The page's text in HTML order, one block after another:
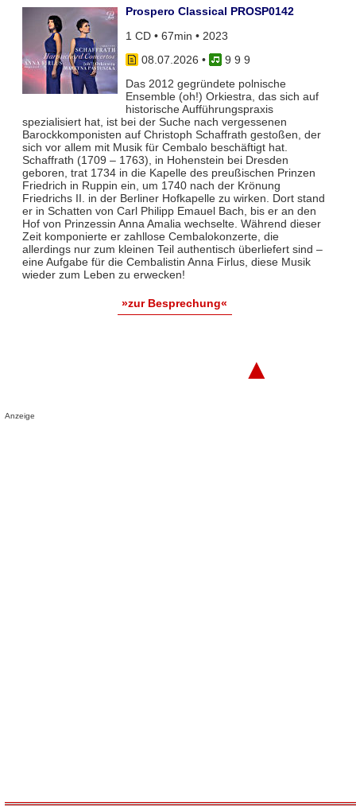
Prospero Classical PROSP0142
1 CD • 67min • 2023
08.07.2026 •
9 9 9
Das 2012 gegründete polnische
Ensemble (oh!) Orkiestra, das sich auf
historische Aufführungspraxis
spezialisiert hat, ist bei der Suche nach vergessenen
Barockkomponisten auf Christoph Schaffrath gestoßen, der
sich vor allem mit Musik für Cembalo beschäftigt hat.
Schaffrath (1709 – 1763), in Hohenstein bei Dresden
geboren, trat 1734 in die Kapelle des preußischen Prinzen
Friedrich in Ruppin ein, um 1740 nach der Krönung
Friedrichs II. in der Berliner Hofkapelle zu wirken. Dort stand
er in Schatten von Carl Philipp Emauel Bach, bis er an den
Hof von Prinzessin Anna Amalia wechselte. Während dieser
Zeit komponierte er zahllose Cembalokonzerte, die
allerdings nur zum kleinen Teil authentisch überliefert sind –
eine Aufgabe für die Cembalistin Anna Firlus, diese Musik
wieder zum Leben zu erwecken!
»zur Besprechung«
▲
Anzeige